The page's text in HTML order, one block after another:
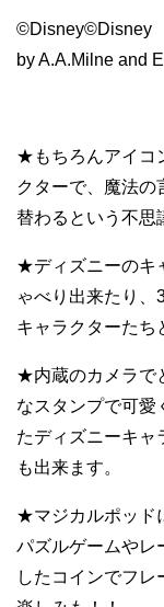
©Disney©Disney
by A.A.Milne and
★もちろんアイコ
クターで、魔法の
替わるという不思
★ディズニーのキ
ゃべり出来たり、
キャラクターたち
★内蔵のカメラで
なスタンプで可愛
たディズニーキャ
も出来ます。
★マジカルポッド
パズルゲームやレ
したコインでフレ